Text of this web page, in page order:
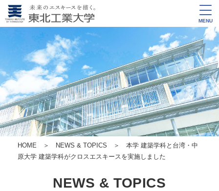
MENU
HOME ＞ NEWS & TOPICS ＞ 本学 建築学科と台湾・中
原大学 建築学科がクロスエスキースを実施しました
NEWS & TOPICS